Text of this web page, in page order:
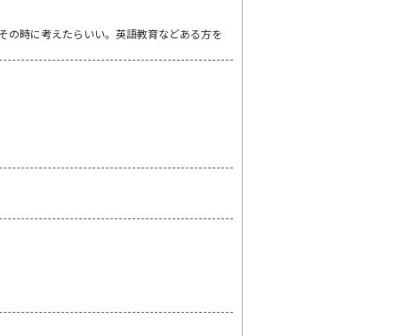
時に考えたらいい。英語教育などある方を